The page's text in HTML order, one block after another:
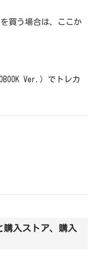
買う場合は、ここか
Ver.）でトレカ
購入ストア、購入